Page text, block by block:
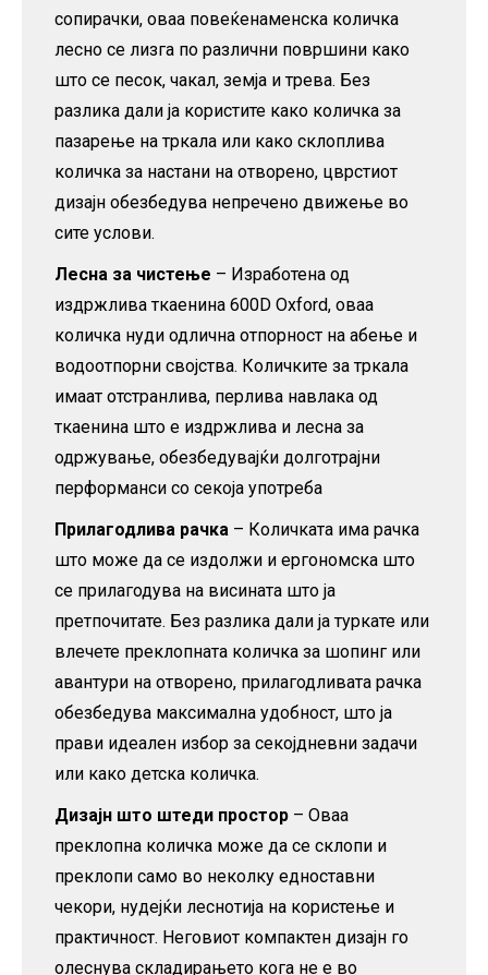
сопирачки, оваа повеќенаменска количка
лесно се лизга по различни површини како
што се песок, чакал, земја и трева. Без
разлика дали ја користите како количка за
пазарење на тркала или како склоплива
количка за настани на отворено, цврстиот
дизајн обезбедува непречено движење во
сите услови.
Лесна за чистење – Изработена од
издржлива ткаенина 600D Oxford, оваа
количка нуди одлична отпорност на абење и
водоотпорни својства. Количките за тркала
имаат отстранлива, перлива навлака од
ткаенина што е издржлива и лесна за
одржување, обезбедувајќи долготрајни
перформанси со секоја употреба
Прилагодлива рачка – Количката има рачка
што може да се издолжи и ергономска што
се прилагодува на висината што ја
претпочитате. Без разлика дали ја туркате или
влечете преклопната количка за шопинг или
авантури на отворено, прилагодливата рачка
обезбедува максимална удобност, што ја
прави идеален избор за секојдневни задачи
или како детска количка.
Дизајн што штеди простор – Оваа
преклопна количка може да се склопи и
преклопи само во неколку едноставни
чекори, нудејќи леснотија на користење и
практичност. Неговиот компактен дизајн го
олеснува складирањето кога не е во